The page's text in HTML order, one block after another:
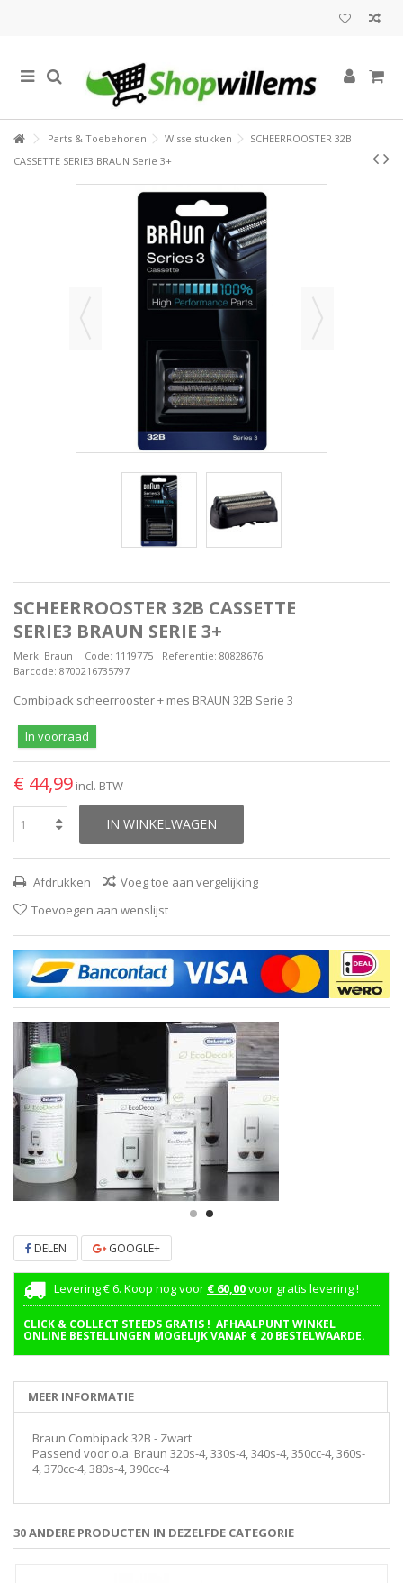
Parts & Toebehoren Wisselstukken
SCHEERROOSTER 32B
CASSETTE SERIE3 BRAUN Serie 3+
SCHEERROOSTER 32B CASSETTE
SERIE3 BRAUN SERIE 3+
Merk: Braun Code: 1119775 Referentie: 80828676
Barcode: 8700216735797
Combipack scheerrooster + mes BRAUN 32B Serie 3
In voorraad
€ 44,99 incl. BTW
IN WINKELWAGEN
Afdrukken
Voeg toe aan vergelijking
Toevoegen aan wenslijst
DELEN GOOGLE+
Levering € 6. Koop nog voor € 60,00voor gratis levering !
CLICK & COLLECT STEEDS GRATIS ! AFHAALPUNT WINKEL
ONLINE BESTELLINGEN MOGELIJK VANAF € 20 BESTELWAARDE.
MEER INFORMATIE
Braun Combipack 32B - Zwart
Passend voor o.a. Braun 320s-4, 330s-4, 340s-4, 350cc-4, 360s-
4, 370cc-4, 380s-4, 390cc-4
30 ANDERE PRODUCTEN IN DEZELFDE CATEGORIE